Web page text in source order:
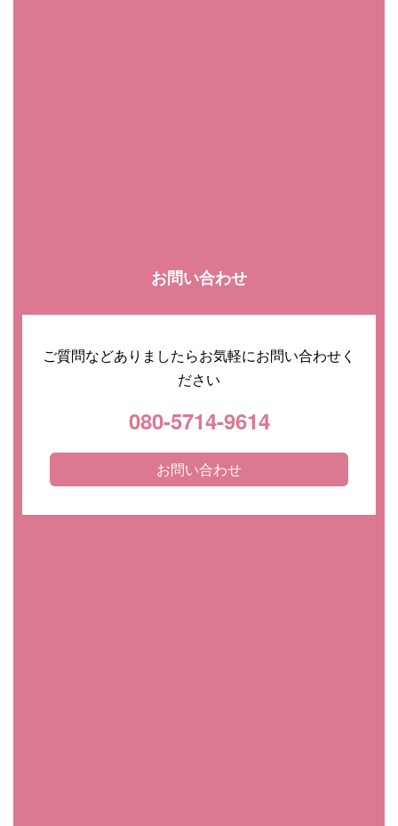
お問い合わせ
ご質問などありましたらお気軽にお問い合わせく
ださい
080-5714-9614
お問い合わせ